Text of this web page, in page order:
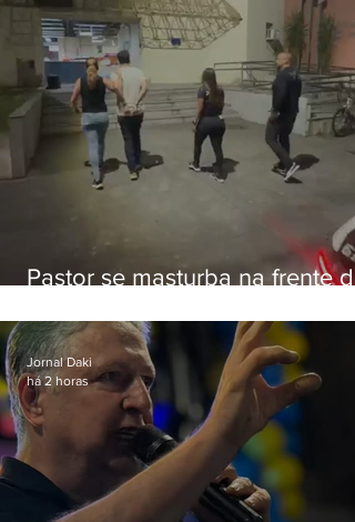
Pastor se masturba na frente de
Jornal Daki
há 2 horas